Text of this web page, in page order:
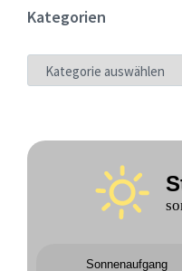
Kategorien
KATEGORIEN
Sonnenaufgang